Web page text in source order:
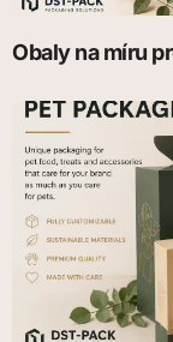
Obaly na míru